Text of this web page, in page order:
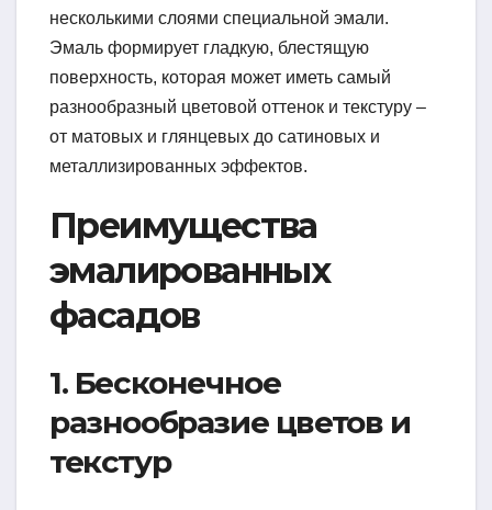
несколькими слоями специальной эмали.
Эмаль формирует гладкую, блестящую
поверхность, которая может иметь самый
разнообразный цветовой оттенок и текстуру –
от матовых и глянцевых до сатиновых и
металлизированных эффектов.
Преимущества
эмалированных
фасадов
1. Бесконечное
разнообразие цветов и
текстур